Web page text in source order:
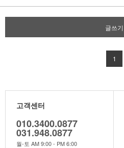
글쓰기
1
고객센터
010.3400.0877
031.948.0877
월-토 AM 9:00 - PM 6:00